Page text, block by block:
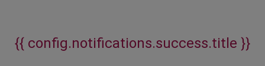
{{ config.notifications.success.title }}